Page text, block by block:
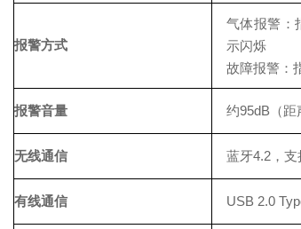
报警方式
气体报警：
示闪烁
故障报警：
报警音量 约95dB（距
无线通信 蓝牙4.2，
有线通信 USB 2.0